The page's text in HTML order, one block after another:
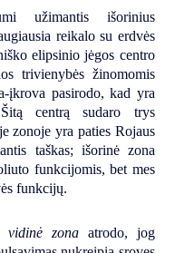
užimantis išorinius
reikalo su erdvės
elipsinio jėgos centro
trivienybės žinomomis
įkrova pasirodo, kad yra
centrą sudaro trys
zonoje yra paties Rojaus
taškas; išorinė zona
funkcijomis, bet mes
funkcijų.
vidinė zonaatrodo, jog